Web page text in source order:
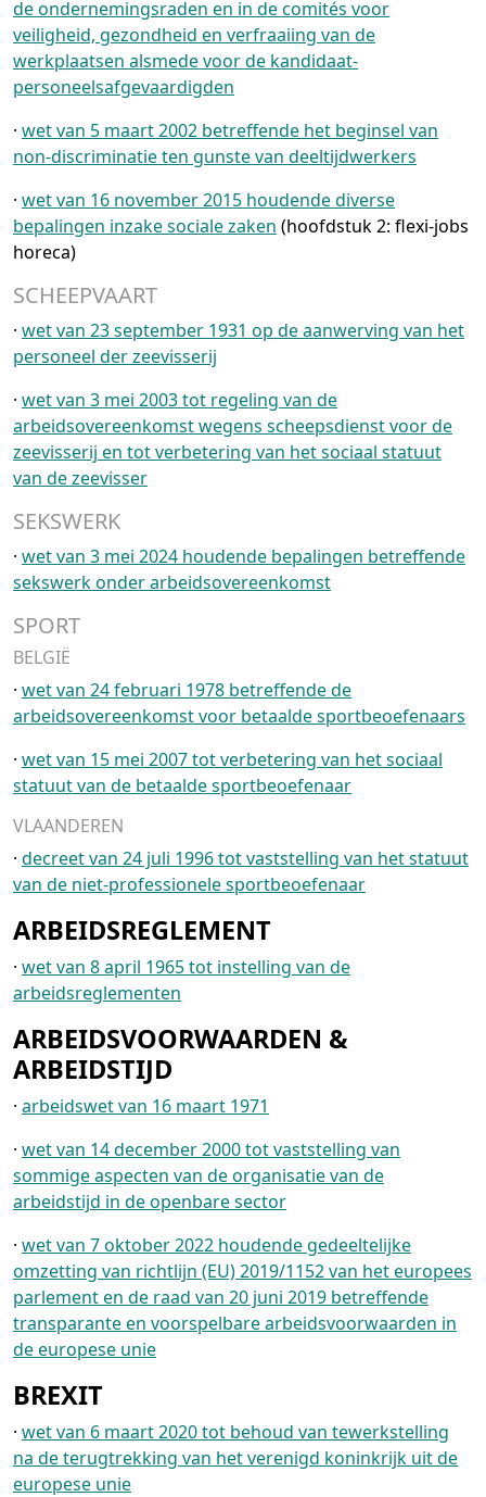
de ondernemingsraden en in de comités voor
veiligheid, gezondheid en verfraaiing van de
werkplaatsen alsmede voor de kandidaat-
personeelsafgevaardigden
· wet van 5 maart 2002 betreffende het beginsel van
non-discriminatie ten gunste van deeltijdwerkers
· wet van 16 november 2015 houdende diverse
bepalingen inzake sociale zaken (hoofdstuk 2: flexi-jobs
horeca)
SCHEEPVAART
· wet van 23 september 1931 op de aanwerving van het
personeel der zeevisserij
· wet van 3 mei 2003 tot regeling van de
arbeidsovereenkomst wegens scheepsdienst voor de
zeevisserij en tot verbetering van het sociaal statuut
van de zeevisser
SEKSWERK
· wet van 3 mei 2024 houdende bepalingen betreffende
sekswerk onder arbeidsovereenkomst
SPORT
BELGIË
· wet van 24 februari 1978 betreffende de
arbeidsovereenkomst voor betaalde sportbeoefenaars
· wet van 15 mei 2007 tot verbetering van het sociaal
statuut van de betaalde sportbeoefenaar
VLAANDEREN
· decreet van 24 juli 1996 tot vaststelling van het statuut
van de niet-professionele sportbeoefenaar
ARBEIDSREGLEMENT
· wet van 8 april 1965 tot instelling van de
arbeidsreglementen
ARBEIDSVOORWAARDEN &
ARBEIDSTIJD
· arbeidswet van 16 maart 1971
· wet van 14 december 2000 tot vaststelling van
sommige aspecten van de organisatie van de
arbeidstijd in de openbare sector
· wet van 7 oktober 2022 houdende gedeeltelijke
omzetting van richtlijn (EU) 2019/1152 van het europees
parlement en de raad van 20 juni 2019 betreffende
transparante en voorspelbare arbeidsvoorwaarden in
de europese unie
BREXIT
· wet van 6 maart 2020 tot behoud van tewerkstelling
na de terugtrekking van het verenigd koninkrijk uit de
europese unie